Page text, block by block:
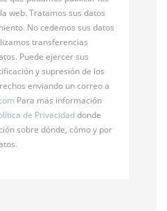
web. Tratamos sus datos
No cedemos sus datos
transferencias
Puede ejercer sus
y supresión de los
enviando un correo a
Para más información
de Privacidaddonde
sobre dónde, cómo y por